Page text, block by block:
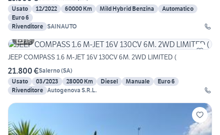
Usato
12/2022 60000 Km Mild Hybrid Benzina
Automatico
Euro 6
Rivenditore SAINAUTO
15
JEEP COMPASS 1.6 M-JET 16V 130CV 6M. 2WD LIMITED (
21.800 €Salerno(SA)
Usato
03/2023 28000 Km Diesel Manuale
Euro 6
Rivenditore Autogenova S.R.L.